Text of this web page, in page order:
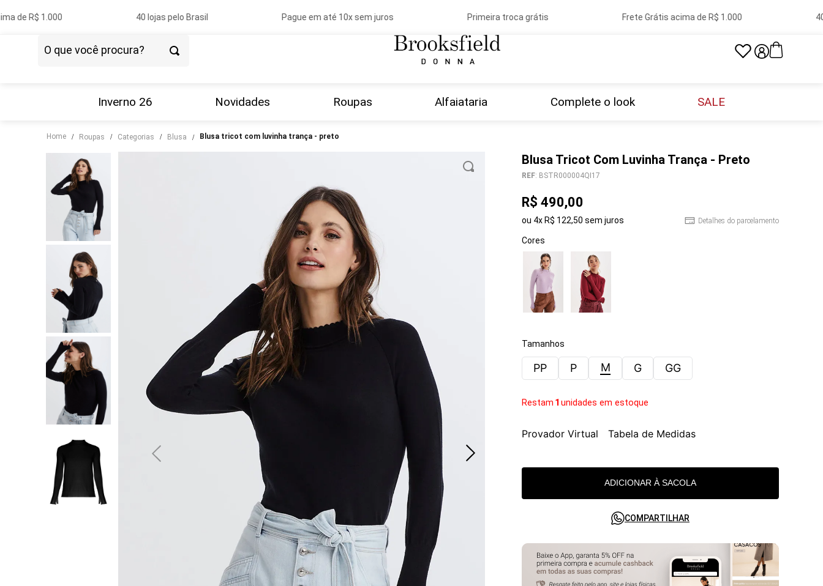
de R$ 1.000 40 lojas pelo Brasil Pague em até 10x sem juros Primeira troca grátis Frete Grátis acima de R$ 1.000
Inverno 26 Novidades Roupas Alfaiataria Complete o look SALE
Home roupas categorias blusa blusa tricot com luvinha trança - preto
Blusa Tricot Com Luvinha Trança - Preto
REF: BSTR000004QI17
R$ 490,00
ou 4x R$ 122,50 sem juros Detalhes do parcelamento
Cores
Tamanhos
PP P M G GG
Restam 1 unidades em estoque
Provador Virtual Tabela de Medidas
ADICIONAR À SACOLA
COMPARTILHAR
3º
calça
blusa
5º
tricot
camisa
saia
calça jeans
10º jeans